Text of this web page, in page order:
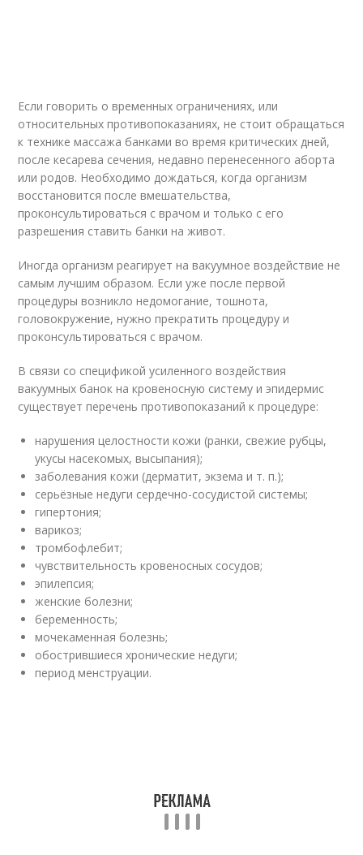
Если говорить о временных ограничениях, или
относительных противопоказаниях, не стоит обращаться
к технике массажа банками во время критических дней,
после кесарева сечения, недавно перенесенного аборта
или родов. Необходимо дождаться, когда организм
восстановится после вмешательства,
проконсультироваться с врачом и только с его
разрешения ставить банки на живот.
Иногда организм реагирует на вакуумное воздействие не
самым лучшим образом. Если уже после первой
процедуры возникло недомогание, тошнота,
головокружение, нужно прекратить процедуру и
проконсультироваться с врачом.
В связи со спецификой усиленного воздействия
вакуумных банок на кровеносную систему и эпидермис
существует перечень противопоказаний к процедуре:
нарушения целостности кожи (ранки, свежие рубцы,
укусы насекомых, высыпания);
заболевания кожи (дерматит, экзема и т. п.);
серьёзные недуги сердечно-сосудистой системы;
гипертония;
варикоз;
тромбофлебит;
чувствительность кровеносных сосудов;
эпилепсия;
женские болезни;
беременность;
мочекаменная болезнь;
обострившиеся хронические недуги;
период менструации.